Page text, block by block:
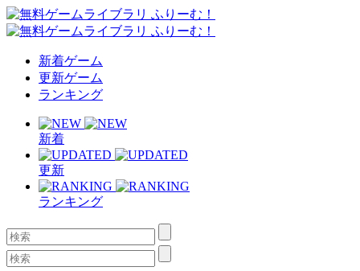
新着ゲーム
更新ゲーム
ランキング
新着
更新
ランキング